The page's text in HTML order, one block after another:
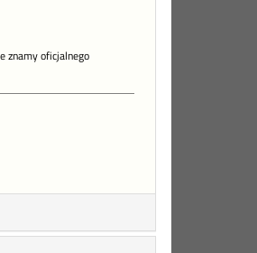
znamy oficjalnego